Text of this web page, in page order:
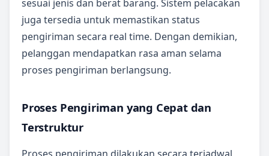
sesuai jenis dan berat barang. Sistem pelacakan
juga tersedia untuk memastikan status
pengiriman secara real time. Dengan demikian,
pelanggan mendapatkan rasa aman selama
proses pengiriman berlangsung.
Proses Pengiriman yang Cepat dan
Terstruktur